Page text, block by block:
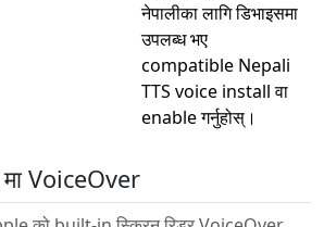
नेपालीका लागि डिभाइसमा
उपलब्ध भए
compatible Nepali
TTS voice install वा
enable गर्नुहोस्।
VoiceOver